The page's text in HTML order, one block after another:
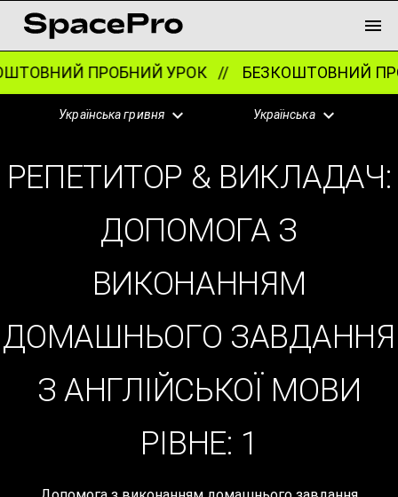
ПРОБНИЙ УРОК //БЕЗКОШТОВНИЙ
Українська гривня Українська
РЕПЕТИТОР & ВИКЛАДАЧ:
ДОПОМОГА З
ВИКОНАННЯМ
ДОМАШНЬОГО ЗАВДАННЯ
З АНГЛІЙСЬКОЇ МОВИ
РІВНЕ: 1